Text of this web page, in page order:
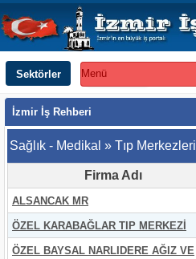
Sektörler Menü
İzmir İş Rehberi
Sağlık - Medikal » Tıp Merkezleri
Firma Adı
ALSANCAK MR
ÖZEL KARABAĞLAR TIP MERKEZİ
ÖZEL BAYSAL NARLIDERE AĞIZ VE